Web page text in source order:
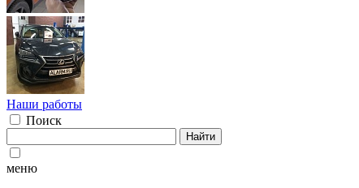
Наши работы
Поиск
Найти
меню